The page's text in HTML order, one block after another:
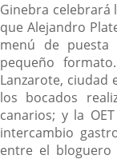
Ginebra celebrará
que Alejandro
menú de
pequeño
Lanzarote, ciudad
los bocados
canarios; y la
intercambio
entre el bloguero